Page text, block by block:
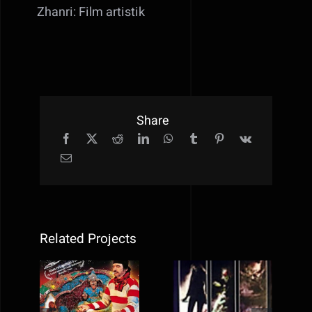
Zhanri: Film artistik
Share
Related Projects